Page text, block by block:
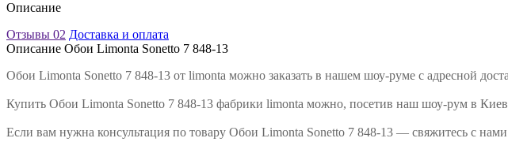
Описание
Отзывы 02 Доставка и оплата
Описание Обои Limonta Sonetto 7 848-13
Обои Limonta Sonetto 7 848-13 от limonta можно заказать в нашем шоу-руме с адресной
Купить Обои Limonta Sonetto 7 848-13 фабрики limonta можно, посетив наш шоу-рум в
Если вам нужна консультация по товару Обои Limonta Sonetto 7 848-13 — свяжитесь с